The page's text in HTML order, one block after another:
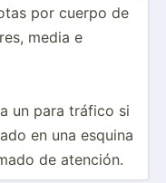
por cuerpo de
media e
un para tráfico si
en una esquina
de atención.